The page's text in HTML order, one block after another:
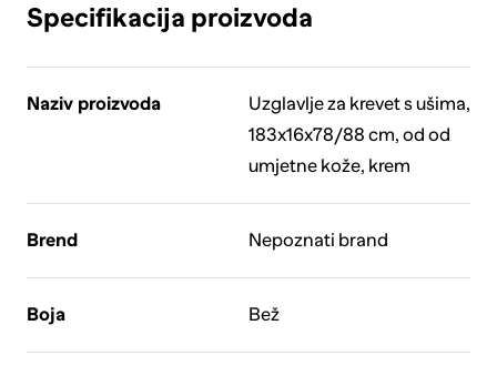
Specifikacija proizvoda
Naziv proizvoda
Uzglavlje za krevet s ušima,
183x16x78/88 cm, od od
umjetne kože, krem
Brend Nepoznati brand
Boja Bež